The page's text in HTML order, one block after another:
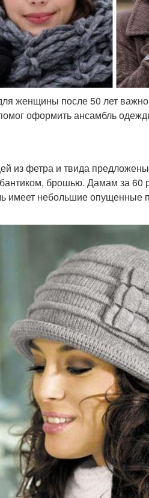
женщины после 50 лет
оформить ансамбль
из фетра и твида
брошью. Дамам за 60
имеет небольшие